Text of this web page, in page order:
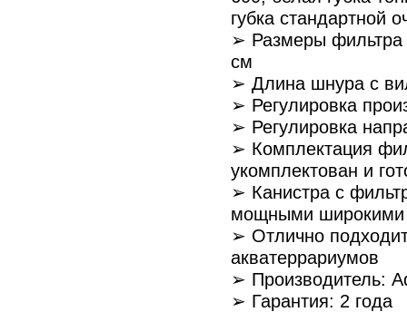
губка стандартной
➢ Размеры фильтра
см
➢ Длина шнура с
➢ Регулировка
➢ Регулировка
➢ Комплектация
укомплектован и
➢ Канистра с
мощными широкими
➢ Отлично
акватеррариумов
➢ Производитель:
➢ Гарантия: 2 года